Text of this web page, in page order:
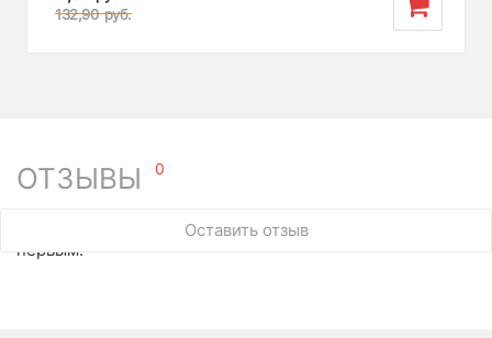
132,90 руб.
ОТЗЫВЫ 0
Оставить отзыв
У этого товара нет ни одного отзыва. Вы можете стать
первым.